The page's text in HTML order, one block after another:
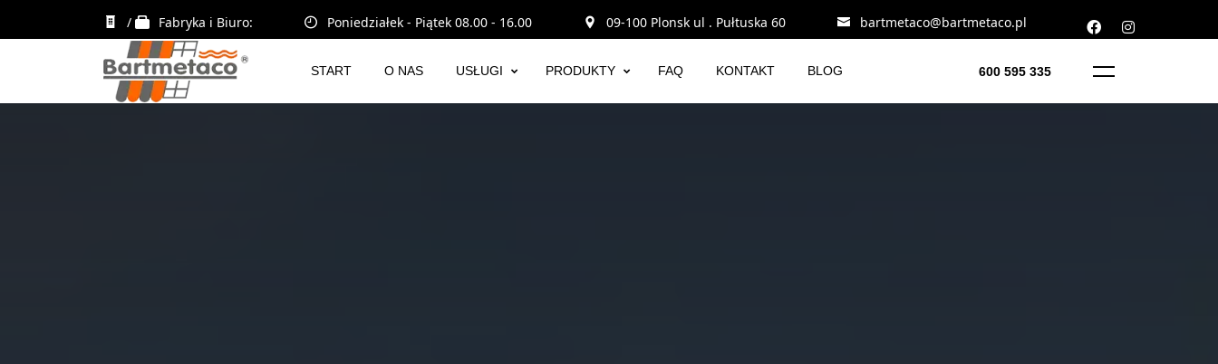
/ Fabryka i Biuro: Poniedziałek - Piątek 08.00 - 16.00 09-100 Plonsk ul . Pułtuska 60 bartmetaco@bartmetaco.pl
START O NAS USŁUGI PRODUKTY FAQ KONTAKT BLOG 600 595 335